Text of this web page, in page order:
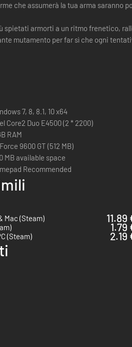
che assumerà la tua arma saranno
spietati armorti a un ritmo frenetico,
mutamento per far sì che ogni
7, 8, 8.1, 10 x64
Core2 Duo E4500 (2 * 2200)
RAM
9600 GT (512 MB)
MB available space
Recommended
Mac (Steam)
11.89
1.79
(Steam)
2.19